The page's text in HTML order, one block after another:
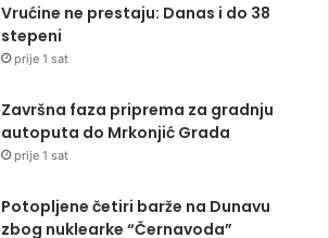
Vrućine ne prestaju: Danas i do 38
stepeni
prije 1 sat
Završna faza priprema za gradnju
autoputa do Mrkonjić Grada
prije 1 sat
Potopljene četiri barže na Dunavu
zbog nuklearke “Černavoda”